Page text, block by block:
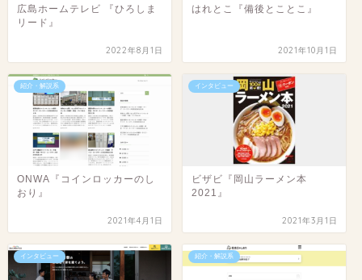
広島ホームテレビ 『ひろしま
リード』
2022年8月1日
はれとこ『備後とことこ』
2021年10月1日
紹介・解説系
ONWA『コインロッカーのし
おり』
2021年4月1日
インタビュー
ビザビ『岡山ラーメン本
2021』
2021年3月1日
インタビュー 紹介・解説系